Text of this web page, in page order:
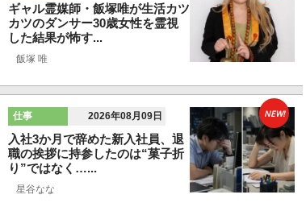
ギャル霊媒師・飯塚唯が生活カツ
カツのダンサー30歳女性を霊視
した結果が怖す...
飯塚 唯
仕事 2026年08月09日
入社3か月で辞めた新入社員、退
職の挨拶に持参したのは“菓子折
り”ではなく…...
星谷なな
NEW!